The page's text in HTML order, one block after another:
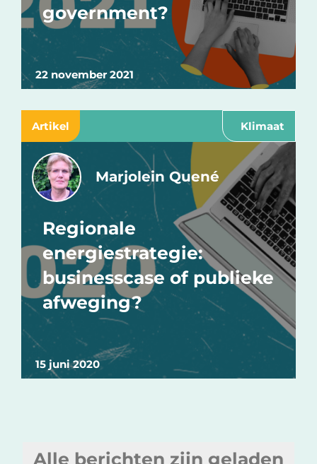
22 november 2021
government?
Artikel Klimaat
15 juni 2020
Marjolein Quené
Regionale
energiestrategie:
businesscase of publieke
afweging?
Alle berichten zijn geladen